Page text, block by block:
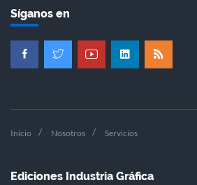
Síganos en
Inicio Nosotros Servicios
Ediciones Industria Gráfica